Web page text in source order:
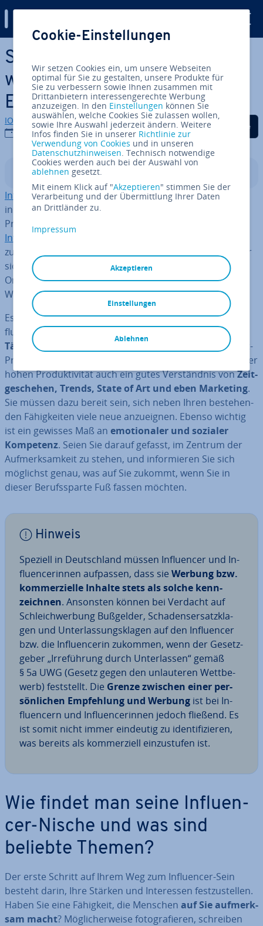
Zum Haupt­in­halt springen
Social-Media-In­fluen­cer
werden: Mit 10 Tipps zum
Erfolg!
IONOS Redaktion
11.08.2022
Auf Facebook teilen
Auf Twitter teilen
Auf LinkedIn
In­halts­ver­zeich­nis
In­fluen­cer und In­fluen­ce­rin­nenverdienen Ihr Geld,
indem sie sich selbst ver­mark­ten und ihre digitale
Präsenz als Mar­ke­ting­platt­form anbieten. Um selbst im
In­fluen­cer-Marketing
zunächst ein passendes Thema sowie eine Plattform für
sich finden. An­schlie­ßend können Sie am Aufbau Ihrer
On­line­prä­senz, der Follower-Gewinnung und allem
Weiteren arbeiten.
Es gibt das Vorurteil, das Dasein als In­fluen­cer bzw. In­
fluen­ce­rin sei nicht ar­beits­in­ten­siv. Tatsache ist: Diese
Tätigkeit ist ein Voll­zeit­job
. Die Mischung aus Content-
Pro­duk­ti­on und Ei­gen­ver­mark­tung erfordert neben einer
hohen Pro­duk­ti­vi­tät auch ein gutes Ver­ständ­nis vonZeit­
ge­sche­hen, Trends, State of Art und eben Marketing.
Sie müssen dazu bereit sein, sich neben Ihren be­stehen­
den Fä­hig­kei­ten viele neue an­zu­eig­nen. Ebenso wichtig
ist ein gewisses Maß an emo­tio­na­ler und sozialer
Kompetenz. Seien Sie darauf gefasst, im Zentrum der
Auf­merk­sam­keit zu stehen, und in­for­mie­ren Sie sich
möglichst genau, was auf Sie zukommt, wenn Sie in
dieser Be­rufs­spar­te Fuß fassen möchten.
Hinweis
Speziell in Deutsch­land müssen In­fluen­cer und In­
fluen­ce­rin­nen aufpassen, dass sie Werbung bzw.
kom­mer­zi­el­le Inhalte stets als solche kenn­
zeich­nen. Ansonsten können bei Verdacht auf
Schleich­wer­bung Bußgelder, Scha­dens­er­satz­kla­
gen und Un­ter­las­sungs­kla­gen auf den In­fluen­cer
bzw. die In­fluen­ce­rin zukommen, wenn der Ge­setz­
ge­ber „Ir­re­füh­rung durch Un­ter­las­sen“ gemäß
§ 5a UWG (Gesetz gegen den un­lau­te­ren Wett­be­
werb) fest­stellt. Die Grenze zwischen einer per­
sön­li­chen Emp­feh­lung und Werbung ist bei In­
fluen­cern und In­fluen­ce­rin­nen jedoch fließend. Es
ist somit nicht immer eindeutig zu iden­ti­fi­zie­ren,
was bereits als kom­mer­zi­ell ein­zu­stu­fen ist.
Wie findet man seine In­fluen­
cer-Nische und was sind
beliebte Themen?
Der erste Schritt auf Ihrem Weg zum In­fluen­cer-Sein
besteht darin, Ihre Stärken und In­ter­es­sen fest­zu­stel­len.
Haben Sie eine Fähigkeit, die Menschen auf Sie auf­merk­
sam macht? Mög­li­cher­wei­se fo­to­gra­fie­ren, schreiben
Cookie-Einstellungen
Wir setzen Cookies ein, um unsere Webseiten
optimal für Sie zu gestalten, unsere Produkte für
Sie zu verbessern sowie Ihnen zusammen mit
Drittanbietern interessengerechte Werbung
anzuzeigen. In den Einstellungen können Sie
auswählen, welche Cookies Sie zulassen wollen,
sowie Ihre Auswahl jederzeit ändern. Weitere
Infos finden Sie in unserer Richtlinie zur
Verwendung von Cookies und in unseren
Datenschutzhinweisen. Technisch notwendige
Cookies werden auch bei der Auswahl von
ablehnen gesetzt.
Mit einem Klick auf "Akzeptieren" stimmen Sie der
Verarbeitung und der Übermittlung Ihrer Daten
an Drittländer zu.
Impressum
Akzeptieren
Ablehnen
Einstellungen